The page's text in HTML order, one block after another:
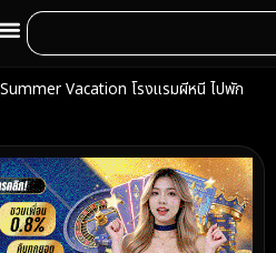
Vacation โรงแรมผีหนี ไปพัก